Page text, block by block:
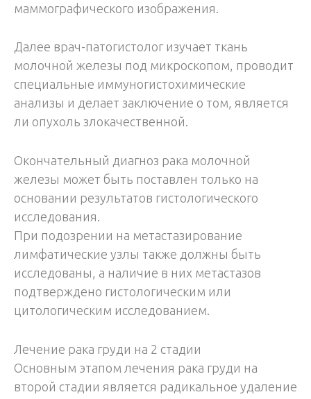
маммографического изображения.
Далее врач-патогистолог изучает ткань
молочной железы под микроскопом, проводит
специальные иммуногистохимические
анализы и делает заключение о том, является
ли опухоль злокачественной.
Окончательный диагноз рака молочной
железы может быть поставлен только на
основании результатов гистологического
исследования.
При подозрении на метастазирование
лимфатические узлы также должны быть
исследованы, а наличие в них метастазов
подтверждено гистологическим или
цитологическим исследованием.
Лечение рака груди на 2 стадии
Основным этапом лечения рака груди на
второй стадии является радикальное удаление